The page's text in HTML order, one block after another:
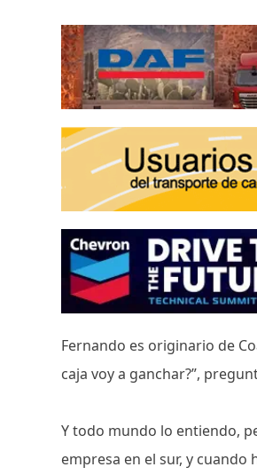
Fernando es originario de
caja voy a ganchar?”,
Y todo mundo lo entiendo,
empresa en el sur, y